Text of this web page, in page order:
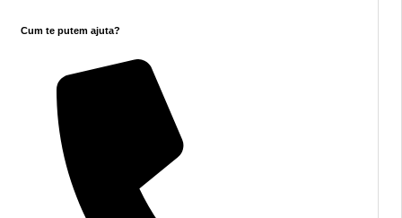
Cum te putem ajuta?